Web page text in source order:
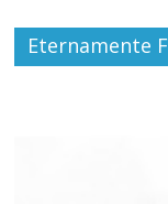
Eternamente